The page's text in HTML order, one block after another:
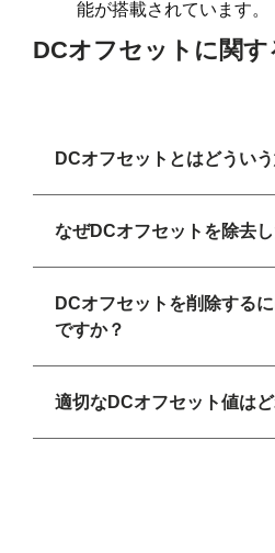
能が搭載されています。
DCオフセットに関
DCオフセットとはどうい
なぜDCオフセットを除去
DCオフセットを削除する
ですか？
適切なDCオフセット値は